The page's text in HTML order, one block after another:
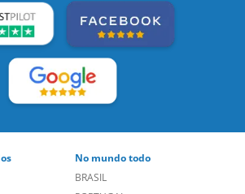
NOSSAS AVALIAÇÕES: